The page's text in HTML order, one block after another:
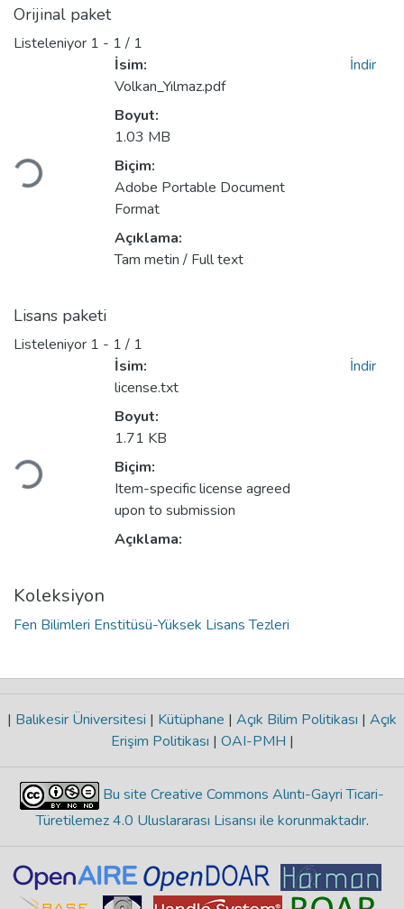
Orijinal paket
Listeleniyor 1 - 1 / 1
Yükleniyor...
İsim:
Volkan_Yılmaz.pdf
Boyut:
1.03 MB
Biçim:
Adobe Portable Document
Format
Açıklama:
Tam metin / Full text
İndir
Lisans paketi
Listeleniyor 1 - 1 / 1
Yükleniyor...
İsim:
license.txt
Boyut:
1.71 KB
Biçim:
Item-specific license agreed
upon to submission
Açıklama:
İndir
Koleksiyon
Fen Bilimleri Enstitüsü-Yüksek Lisans Tezleri
| Balıkesir Üniversitesi | Kütüphane | Açık Bilim Politikası | Açık
Erişim Politikası | OAI-PMH |
Bu site Creative Commons Alıntı-Gayri Ticari-
Türetilemez 4.0 Uluslararası Lisansı ile korunmaktadır.